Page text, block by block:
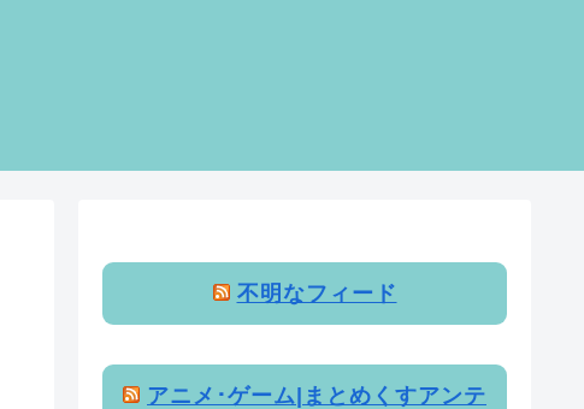
不明なフィード
アニメ･ゲーム|まとめくすアンテ